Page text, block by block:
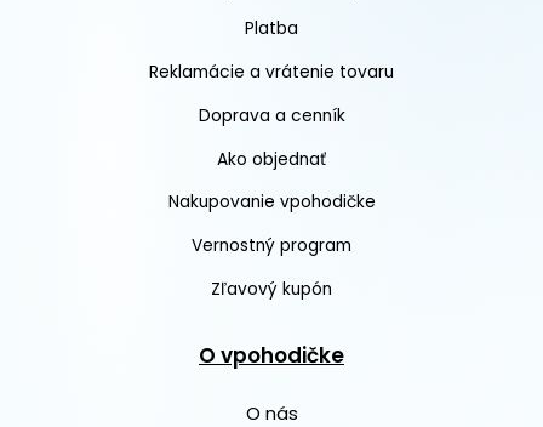
Platba
Reklamácie a vrátenie tovaru
Doprava a cenník
Ako objednať
Nakupovanie vpohodičke
Vernostný program
Zľavový kupón
O vpohodičke
O nás